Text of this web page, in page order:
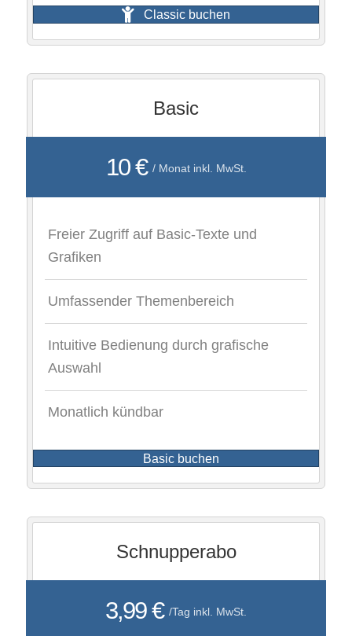
Classic buchen
Basic
10 € / Monat inkl. MwSt.
Freier Zugriff auf Basic-Texte und
Grafiken
Umfassender Themenbereich
Intuitive Bedienung durch grafische
Auswahl
Monatlich kündbar
Basic buchen
Schnupperabo
3,99 € /Tag inkl. MwSt.